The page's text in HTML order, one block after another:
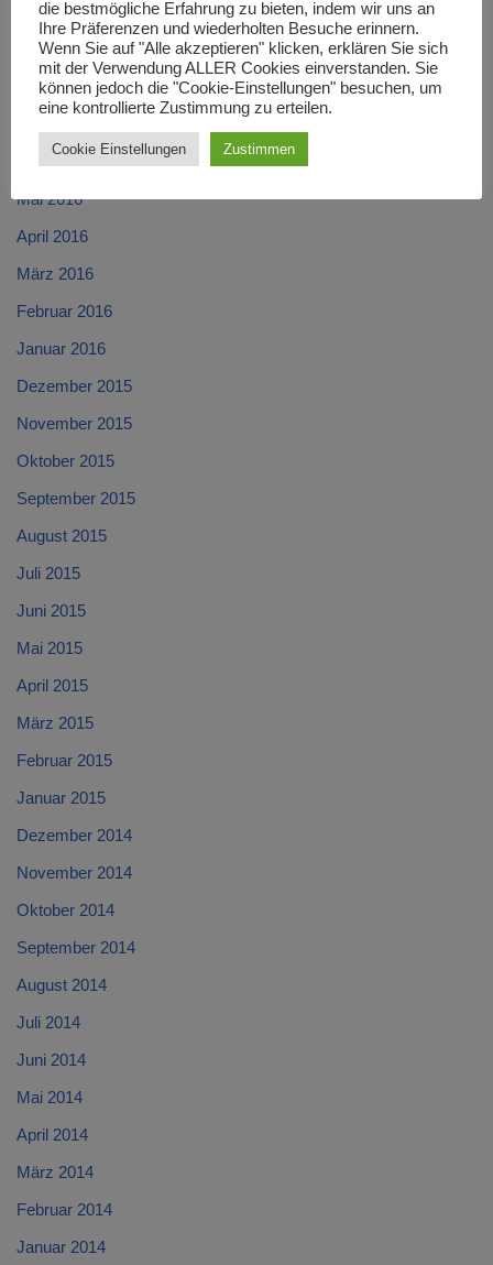
Oktober 2016
September 2016
August 2016
Mai 2016
April 2016
März 2016
Februar 2016
Januar 2016
Dezember 2015
November 2015
Oktober 2015
September 2015
August 2015
Juli 2015
Juni 2015
Mai 2015
April 2015
März 2015
Februar 2015
Januar 2015
Dezember 2014
November 2014
Oktober 2014
September 2014
August 2014
Juli 2014
Juni 2014
Mai 2014
April 2014
März 2014
Februar 2014
Januar 2014
die bestmögliche Erfahrung zu bieten, indem wir uns an
Ihre Präferenzen und wiederholten Besuche erinnern.
Wenn Sie auf "Alle akzeptieren" klicken, erklären Sie sich
mit der Verwendung ALLER Cookies einverstanden. Sie
können jedoch die "Cookie-Einstellungen" besuchen, um
eine kontrollierte Zustimmung zu erteilen.
Cookie Einstellungen Zustimmen